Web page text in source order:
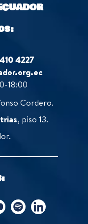
4227
18:00
Cordero.
, piso 13.